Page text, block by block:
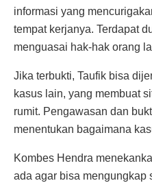
informasi yang
tempat kerjanya. Terdapat
menguasai hak-hak orang
Jika terbukti, Taufik bisa
kasus lain, yang membuat
rumit. Pengawasan dan
menentukan bagaimana
Kombes Hendra
ada agar bisa mengungkap